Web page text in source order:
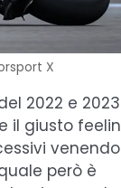
X
2022 e 2023
il giusto
venendo
però è